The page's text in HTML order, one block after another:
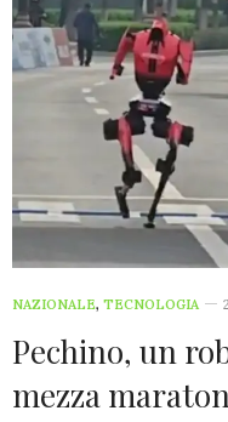
NAZIONALE, TECNOLOGIA
Pechino, un
mezza